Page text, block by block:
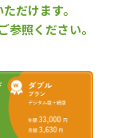
ナビリティ（持続
られない時代にな
ているのか。
だけます。
照ください。